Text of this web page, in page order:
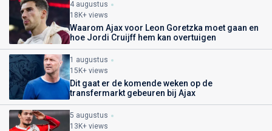
4 augustus
18K+ views
Waarom Ajax voor Leon Goretzka moet gaan en
hoe Jordi Cruijff hem kan overtuigen
1 augustus
15K+ views
Dit gaat er de komende weken op de
transfermarkt gebeuren bij Ajax
5 augustus
13K+ views